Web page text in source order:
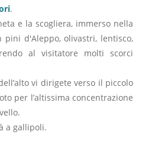
.
e la scogliera, immerso nella
pini d'Aleppo, olivastri, lentisco,
al visitatore molti scorci
vi dirigete verso il piccolo
per l’altissima concentrazione
a gallipoli.